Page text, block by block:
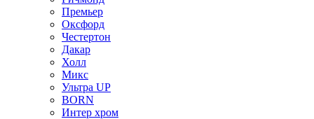
Премьер
Оксфорд
Честертон
Дакар
Холл
Микс
Ультра UP
BORN
Интер хром